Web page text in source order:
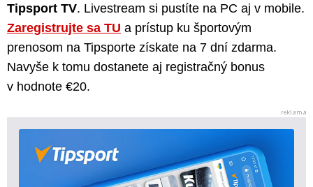
Tipsport TV. Livestream si pustíte na PC aj v mobile.
Zaregistrujte sa TU a prístup ku športovým
prenosom na Tipsporte získate na 7 dní zdarma.
Navyše k tomu dostanete aj registračný bonus
v hodnote €20.